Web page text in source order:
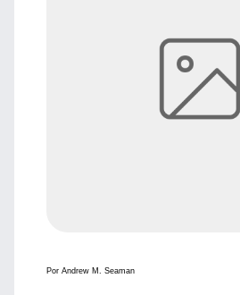
Por Andrew M. Seaman